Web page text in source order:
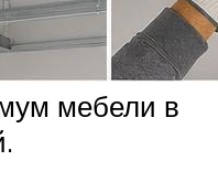
мебели в